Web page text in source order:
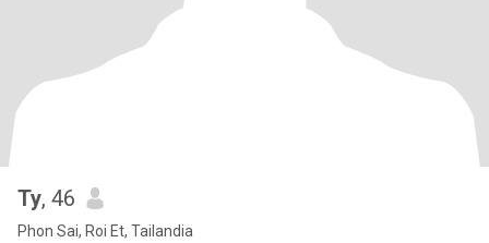
Ty, 46
Phon Sai, Roi Et, Tailandia